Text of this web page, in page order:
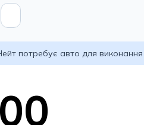
потребує авто для